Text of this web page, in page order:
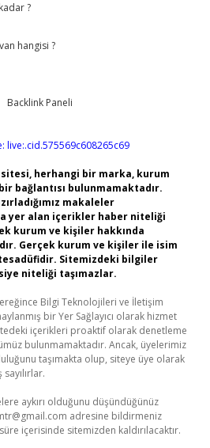
?
hangisi ?
live:.cid.575569c608265c69
herhangi bir marka, kurum
bağlantısı bulunmamaktadır.
makaleler
yer alan içerikler haber niteliği
kurum ve kişiler hakkında
Gerçek kurum ve kişiler ile isim
Sitemizdeki bilgiler
niteliği taşımazlar.
Bilgi Teknolojileri ve İletişim
bir Yer Sağlayıcı olarak hizmet
içerikleri proaktif olarak denetleme
bulunmamaktadır. Ancak, üyelerimiz
taşımakta olup, siteye üye olarak
aykırı olduğunu düşündüğünüz
adresine bildirmeniz
içerisinde sitemizden kaldırılacaktır.